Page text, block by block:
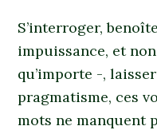
S’interroger,
impuissance, et
qu’importe -,
pragmatisme, ces
mots ne manquent